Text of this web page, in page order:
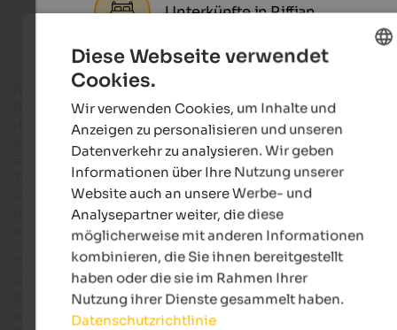
Unterkünfte in Riffian
Abseits von Hektik und Alltag und zugleich in unmittelbarer
Nähe zu Südtirols bekannter Kurstadt genießen Sie in Riffian
die sanfte Schönheit der Landschaft, die Ihnen
abwechslungsreiche Urlaubstage garantiert. Der Ort liegt
5 Kilometer vonMeranentfernt, auf einer
des vorderen Passeiertals auf 504 Metern
Meereshöhe. Die mediterrane Atmosphäre des Meraner
und der urig-alpine Charakter des Passeiertals treffen hier
aufeinander.
Die Geschichte des kleinen Ortes geht bis auf das Mittelalter
zurück. Bereits damals waren Riffian und seineKirche zur
Schmerzhaften Muttergottesals Wallfahrtsort bekannt. Als
weitere Sehenswürdigkeiten warten beispielsweise die
GERMAN
Diese Webseite verwendet
Cookies.
Wir verwenden Cookies, um Inhalte und
Anzeigen zu personalisieren und unseren
Datenverkehr zu analysieren. Wir geben
Informationen über Ihre Nutzung unserer
Website auch an unsere Werbe- und
Analysepartner weiter, die diese
möglicherweise mit anderen Informationen
kombinieren, die Sie ihnen bereitgestellt
haben oder die sie im Rahmen Ihrer
Nutzung ihrer Dienste gesammelt haben.
Datenschutzrichtlinie